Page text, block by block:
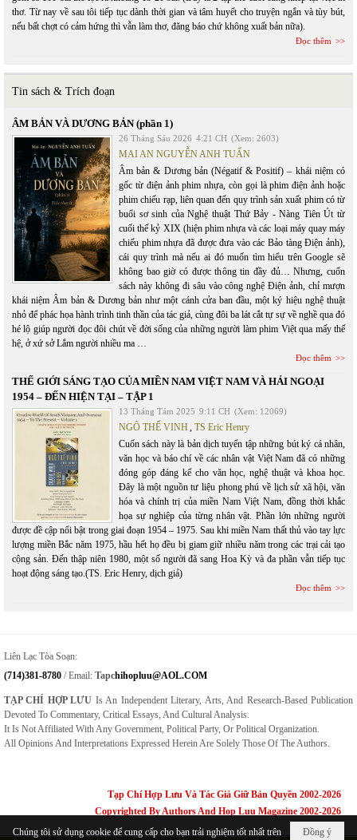
thơ. Từ nay về sau tôi tiếp tục dành thời gian và tâm huyết cho truyện ngắn và tùy bút,
nếu bất chợt có cảm hứng thì vẫn làm thơ, đăng báo chứ không xuất bản nữa).
Đọc thêm
Tin sách & Trích đoạn
ÂM BẢN VÀ DƯƠNG BẢN (phần 1)
26 Tháng Sáu 2026 4:21 CH (Xem: 2603)
MAI AN NGUYỄN ANH TUẤN
Âm bản & Dương bản (Négatif & Positif) – khái niệm có
gốc từ điện ảnh phim nhựa, còn gọi là phim điện ảnh hoặc
phim chiếu rạp, liên quan đến quy trình sản xuất phim có từ
buổi sơ sinh của Nghệ thuật Thứ Bảy - Nàng Tiên Út từ
cuối thế kỷ XIX (hiện phim nhựa và các loại máy quay máy
chiếu phim nhựa đã được đưa vào các Bảo tàng Điện ảnh),
cái quy trình mà nếu ai đó muốn tìm hiểu trên Google sẽ
không bao giờ có được thông tin đầy đủ… Nhưng, cuốn
sách này không đi sâu vào công nghệ Điện ảnh, chỉ mượn
khái niệm Âm bản & Dương bản như một cánh cửa ban đầu, một ký hiệu nghệ thuật
nhỏ để phác họa hành trình tinh thần của tác giả, cùng đôi ba lát cắt tự sự về nghề qua đó
hé lộ giúp người đọc đôi chút về đời sống của những người làm phim Việt qua mấy thế
hệ, ở xứ sở Lắm người nhiều ma …
Đọc thêm
THẾ GIỚI SÁNG TẠO CỦA MIỀN NAM VIỆT NAM VÀ HẢI NGOẠI
1954 – ĐẾN HIỆN TẠI – TẬP 1
13 Tháng Tám 2025 9:11 CH (Xem: 12069)
NGÔ THẾ VINH, TS Eric Henry
Cuốn sách này là bản dịch tuyển tập những bút ký cá nhân,
văn học và báo chí về các nhân vật Việt Nam đã có những
đóng góp đáng kể cho văn học, nghệ thuật và khoa học.
Đây là một nguồn tư liệu phong phú về lịch sử xã hội, văn
hóa và chính trị của miền Nam Việt Nam, đồng thời khắc
họa sự nghiệp của từng nhân vật. Phần lớn những người
được đề cập nổi bật trong giai đoạn 1954 – 1975. Sau khi miền Nam thất thủ vào tay lực
lượng miền Bắc năm 1975, hầu hết họ đều bị giam giữ nhiều năm trong các trại cải tạo
cộng sản. Đến thập niên 1980, một số người đã sang Hoa Kỳ và đa phần vẫn tiếp tục
hoạt động sáng tạo.(TS. Eric Henry, dịch giả)
Đọc thêm
Liên Lạc Tòa Soạn:
(714)381-8780 / Email: TapcHihopluu@AOL.COM
TẠP CHÍ HỢP LƯU Is An Independent Literary, Arts, And Research-Based Publication
Devoted To Commentary, Critical Essays, And Cultural Analysis.
It Is Not Affiliated With Any Government, Political Party, Or Political Organization.
All Opinions And Interpretations Expressed Herein Are Solely Those Of The Authors.
Tạp Chí Hợp Lưu Và Tác Giả Giữ Bản Quyền 2002-2026
Copyrighted By Authors And Hop Luu Magazine 2002-2026
Đồng ý
Chúng tôi sử dụng cookie để cung cấp cho bạn trải nghiệm tốt nhất trên